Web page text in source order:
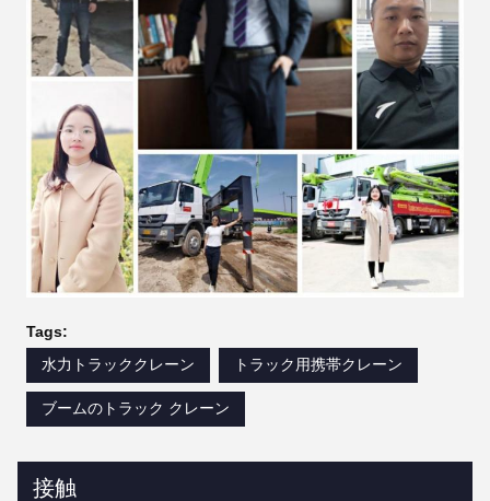
Tags:
水力トラッククレーン
トラック用携帯クレーン
ブームのトラック クレーン
接触